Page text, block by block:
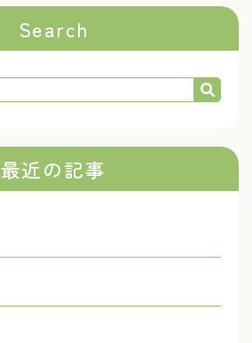
Search
最近の記事